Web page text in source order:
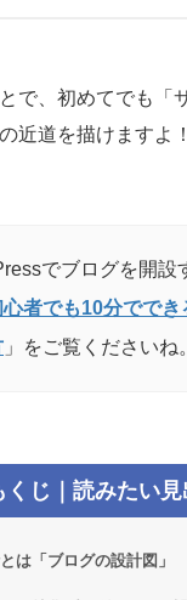
で、初めてでも「
近道を描けますよ！
でブログを開設
心者でも10分でで
」をご覧くださいね。
くじ｜読みたい
は「ブログの設計図」